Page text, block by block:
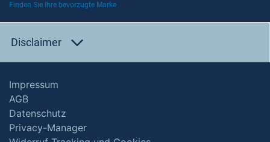
Finden Sie Ihre bevorzugte Marke
Disclaimer
Impressum
AGB
Datenschutz
Privacy-Manager